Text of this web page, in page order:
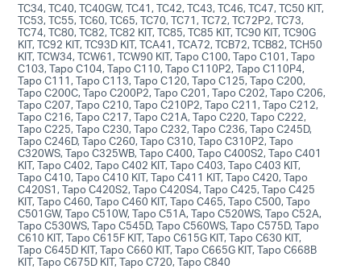
TC34, TC40, TC40GW, TC41, TC42, TC43, TC46, TC47, TC50 KIT,
TC53, TC55, TC60, TC65, TC70, TC71, TC72, TC72P2, TC73,
TC74, TC80, TC82, TC82 KIT, TC85, TC85 KIT, TC90 KIT, TC90G
KIT, TC92 KIT, TC93D KIT, TCA41, TCA72, TCB72, TCB82, TCH50
KIT, TCW34, TCW61, TCW90 KIT, Tapo C100, Tapo C101, Tapo
C103, Tapo C104, Tapo C110, Tapo C110P2, Tapo C110P4,
Tapo C111, Tapo C113, Tapo C120, Tapo C125, Tapo C200,
Tapo C200C, Tapo C200P2, Tapo C201, Tapo C202, Tapo C206,
Tapo C207, Tapo C210, Tapo C210P2, Tapo C211, Tapo C212,
Tapo C216, Tapo C217, Tapo C21A, Tapo C220, Tapo C222,
Tapo C225, Tapo C230, Tapo C232, Tapo C236, Tapo C245D,
Tapo C246D, Tapo C260, Tapo C310, Tapo C310P2, Tapo
C320WS, Tapo C325WB, Tapo C400, Tapo C400S2, Tapo C401
KIT, Tapo C402, Tapo C402 KIT, Tapo C403, Tapo C403 KIT,
Tapo C410, Tapo C410 KIT, Tapo C411 KIT, Tapo C420, Tapo
C420S1, Tapo C420S2, Tapo C420S4, Tapo C425, Tapo C425
KIT, Tapo C460, Tapo C460 KIT, Tapo C465, Tapo C500, Tapo
C501GW, Tapo C510W, Tapo C51A, Tapo C520WS, Tapo C52A,
Tapo C530WS, Tapo C545D, Tapo C560WS, Tapo C575D, Tapo
C610 KIT, Tapo C615F KIT, Tapo C615G KIT, Tapo C630 KIT,
Tapo C645D KIT, Tapo C660 KIT, Tapo C665G KIT, Tapo C668B
KIT, Tapo C675D KIT, Tapo C720, Tapo C840